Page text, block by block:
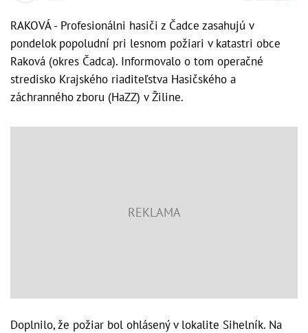
RAKOVÁ - Profesionálni hasiči z Čadce zasahujú v
pondelok popoludní pri lesnom požiari v katastri obce
Raková (okres Čadca). Informovalo o tom operačné
stredisko Krajského riaditeľstva Hasičského a
záchranného zboru (HaZZ) v Žiline.
Doplnilo, že požiar bol ohlásený v lokalite Sihelník. Na